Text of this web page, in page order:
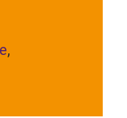
,